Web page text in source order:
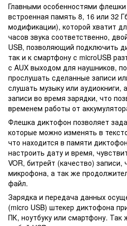
Главными особенностями
встроенная память 8, 16 или 32
модификации), которой хватит
часов звука соответственно,
USB, позволяющий подключить
так и к смартфону с microUSB
с AUX выходом для наушников,
прослушать сделанные записи
слушать музыку или аудиокниги,
записи во время зарядки, что
временем работы от
Флешка диктофон позволяет
которые можно изменять в
что находится в памяти
настроить дату и время,
VOR, битрейт (качество) записи,
микрофона, а так же
файл.
Зарядка и передача данных
(micro USB) штекер диктофона
ПК, ноутбуку или смартфону.